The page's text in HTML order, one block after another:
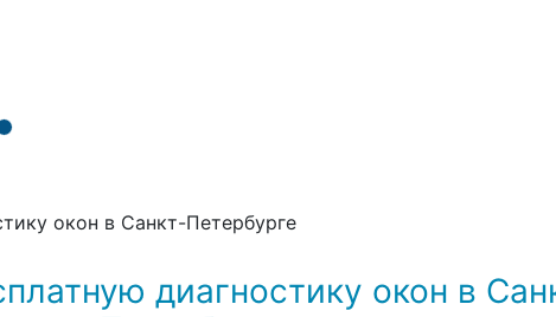
окон в Санкт-Петербурге
диагностику окон в